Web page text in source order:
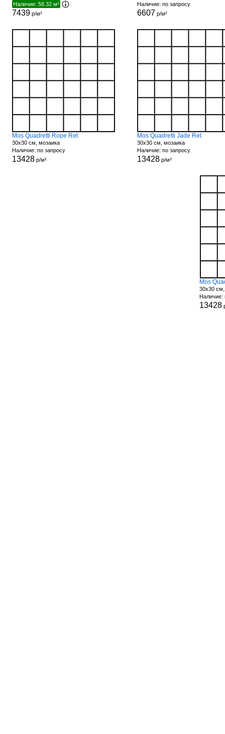
Наличие: 58.32 м²
7439р/м²
Наличие: по запросу
6607 р/м²
Mos Quadretti Rope Ret
30x30 см, мозаика
Наличие: по запросу
13428р/м²
Mos Quadretti Jade Ret
30x30 см, мозаика
Наличие: по запросу
13428р/м²
Mos
30x30
Наличие:
13428